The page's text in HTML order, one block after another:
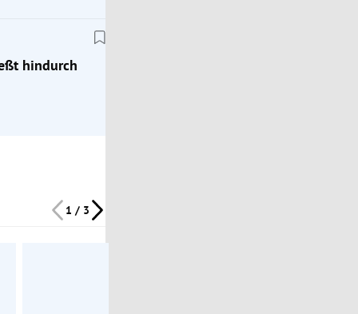
hindurch
1 / 3